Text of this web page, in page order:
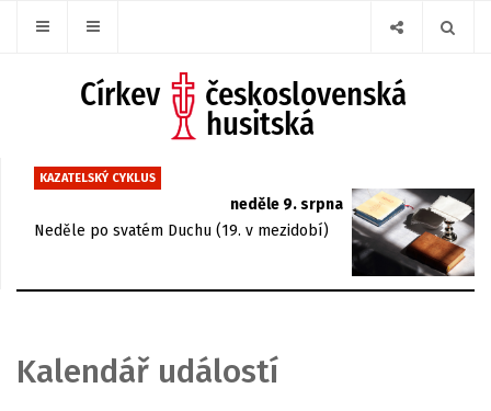
KAZATELSKÝ CYKLUS
neděle 9. srpna
Neděle po svatém Duchu (19. v mezidobí)
Kalendář událostí